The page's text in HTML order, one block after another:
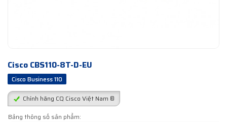
Cisco CBS110-8T-D-EU
Cisco Business 110
Chính hãng CQ Cisco Việt Nam ®
Bảng thông số sản phẩm: